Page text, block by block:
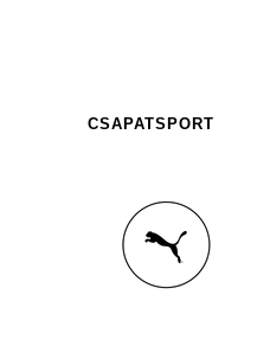
CSAPATSPORT